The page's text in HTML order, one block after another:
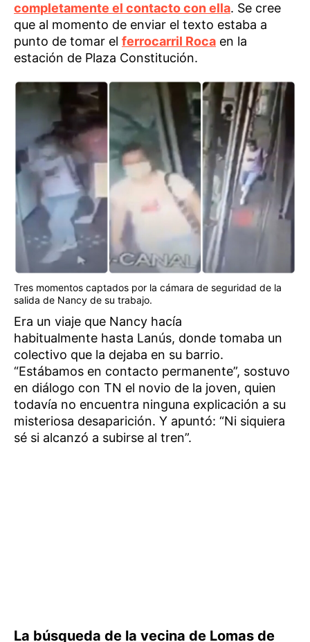
completamente el contacto con ella. Se cree
que al momento de enviar el texto estaba a
punto de tomar el ferrocarril Roca en la
estación de Plaza Constitución.
Tres momentos captados por la cámara de seguridad de la
salida de Nancy de su trabajo.
Era un viaje que Nancy hacía
habitualmente hasta Lanús, donde tomaba un
colectivo que la dejaba en su barrio.
“Estábamos en contacto permanente”, sostuvo
en diálogo con TN el novio de la joven, quien
todavía no encuentra ninguna explicación a su
misteriosa desaparición. Y apuntó: “Ni siquiera
sé si alcanzó a subirse al tren”.
La búsqueda de la vecina de Lomas de